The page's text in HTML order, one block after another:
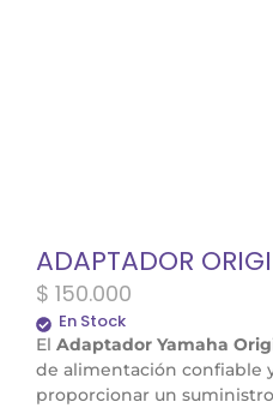
ADAPTADOR
$ 150.000
En Stock
El Adaptador Yamaha
de alimentación confiable
proporcionar un